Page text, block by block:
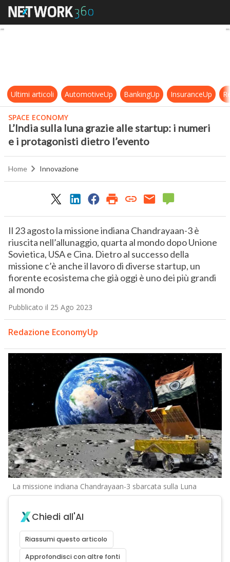
L’India sulla luna grazie alle
Ultimi articoli AutomotiveUp BankingUp InsuranceUp
SPACE ECONOMY
L’India sulla luna grazie alle startup: i numeri
e i protagonisti dietro l’evento
Home Innovazione
Il 23 agosto la missione indiana Chandrayaan-3 è
riuscita nell’allunaggio, quarta al mondo dopo Unione
Sovietica, USA e Cina. Dietro al successo della
missione c’è anche il lavoro di diverse startup, un
fiorente ecosistema che già oggi è uno dei più grandi
al mondo
Pubblicato il 25 Ago 2023
Redazione EconomyUp
La missione indiana Chandrayaan-3 sbarcata sulla Luna
Chiedi all'AI
Riassumi questo articolo
Approfondisci con altre fonti